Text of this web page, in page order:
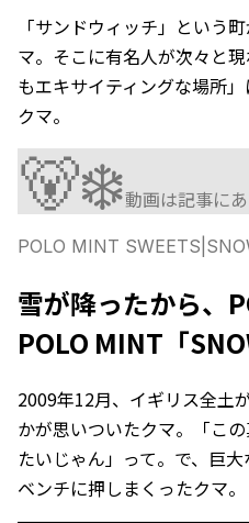
「サンドウィッチ」という
マ。そこに有名人が次々と
もエキサイティングな場所
クマ。
🐻‍❄️動画は記事に
POLO MINT SWEETS
雪が降ったから、
POLO MINT「
2009年12月、イギリス全土
かが思いついたクマ。「こ
たいじゃん」って。で、巨
ベンチに押しまくったクマ。